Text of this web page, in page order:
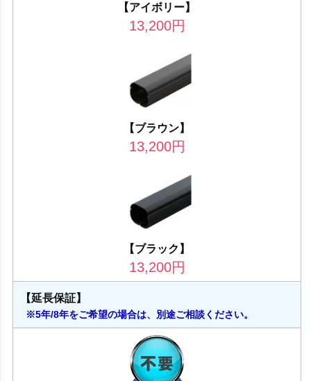
【アイボリー】
13,200円
【ブラウン】
13,200円
【ブラック】
13,200円
【延長保証】
※5年/8年をご希望の場合は、別途ご相談ください。